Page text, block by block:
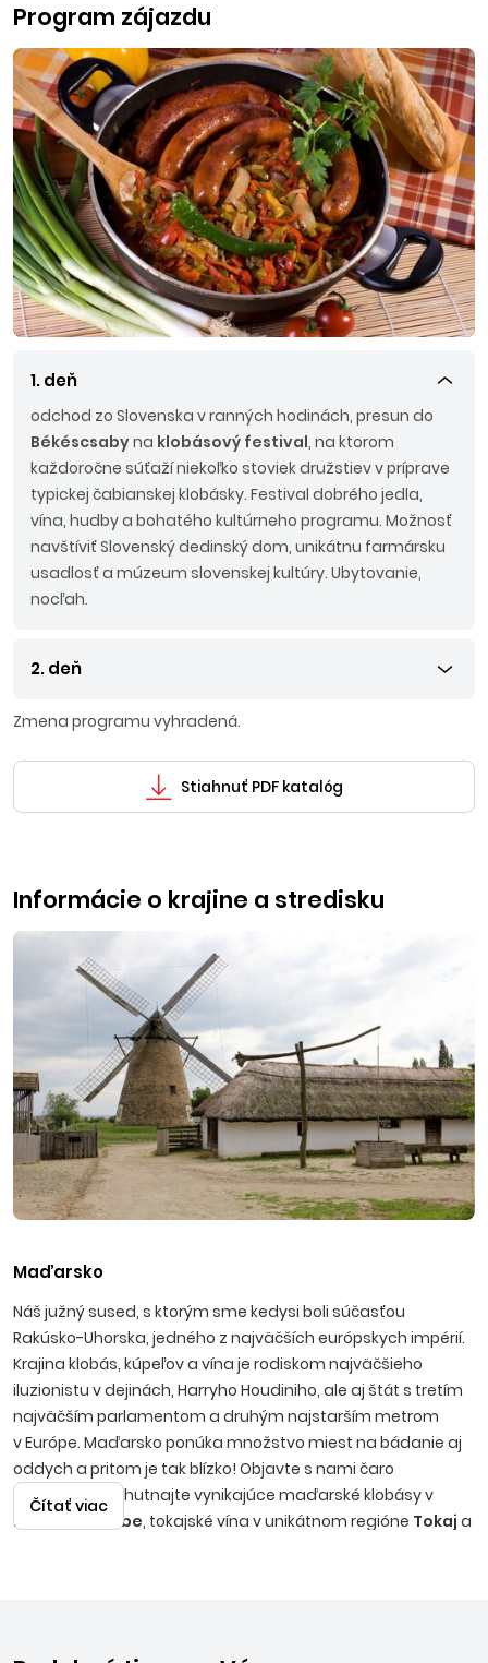
Program zájazdu
1. deň
odchod zo Slovenska v ranných hodinách, presun do
Békéscsabyna klobásový festival, na ktorom
každoročne súťaží niekoľko stoviek družstiev v príprave
typickej čabianskej klobásky. Festival dobrého jedla,
vína, hudby a bohatého kultúrneho programu. Možnosť
navštíviť Slovenský dedinský dom, unikátnu farmársku
usadlosť a múzeum slovenskej kultúry. Ubytovanie,
nocľah.
2. deň
Zmena programu vyhradená.
Stiahnuť PDF katalóg
Informácie o krajine a stredisku
Maďarsko
Náš južný sused, s ktorým sme kedysi boli súčasťou
Rakúsko-Uhorska, jedného z najväčších európskych impérií.
Krajina klobás, kúpeľov a vína je rodiskom najväčšieho
iluzionistu v dejinách, Harryho Houdiniho, ale aj štát s tretím
najväčším parlamentom a druhým najstarším metrom
v Európe. Maďarsko ponúka množstvo miest na bádanie aj
oddych a pritom je tak blízko! Objavte s nami čaro
Budapešti
, ochutnajte vynikajúce maďarské klobásy v
Békešskej Čabe, tokajské vína v unikátnom regióne Tokaj a
Čítať viac